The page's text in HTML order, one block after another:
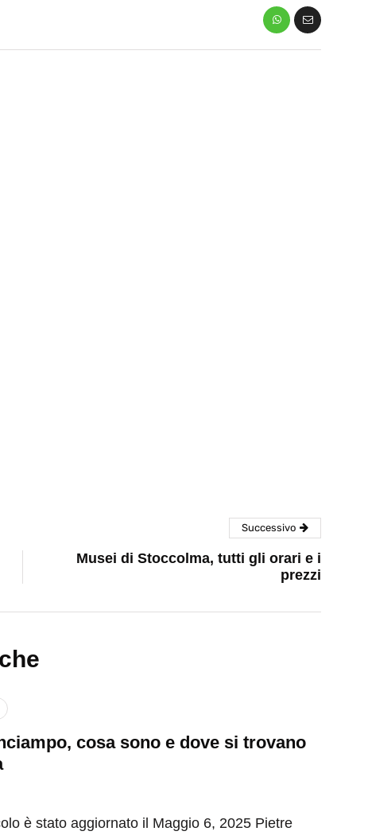
Successivo
Musei di Stoccolma, tutti gli orari e i
prezzi
cosa sono e dove si trovano
è stato aggiornato il Maggio 6, 2025 Pietre